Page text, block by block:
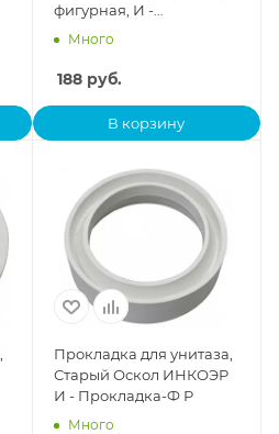
фигурная, И -
Прокладка-Вфлпс
Много
188руб.
В корзину
Прокладка для унитаза,
Старый Оскол ИНКОЭР
И - Прокладка-Ф Р
Много